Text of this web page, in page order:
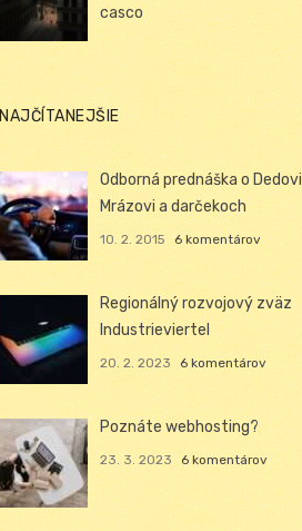
casco
NAJČÍTANEJŠIE
Odborná prednáška o Dedovi
Mrázovi a darčekoch
10. 2. 2015 6 komentárov
Regionálný rozvojový zväz
Industrieviertel
20. 2. 2023 6 komentárov
Poznáte webhosting?
23. 3. 2023 6 komentárov